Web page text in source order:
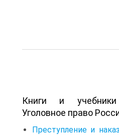
Книги и
Уголовное право
Преступление и